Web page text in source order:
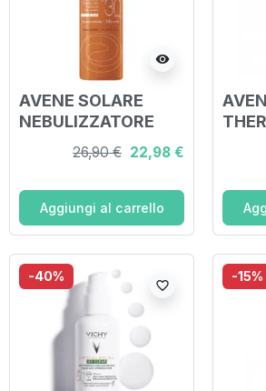
visibility
AVENE SOLARE
NEBULIZZATORE
SPRAY OLIO SPF 30
150 ML
26,90 € 22,98 €
Aggiungi al carrello
-40%
favorite_border
-15%